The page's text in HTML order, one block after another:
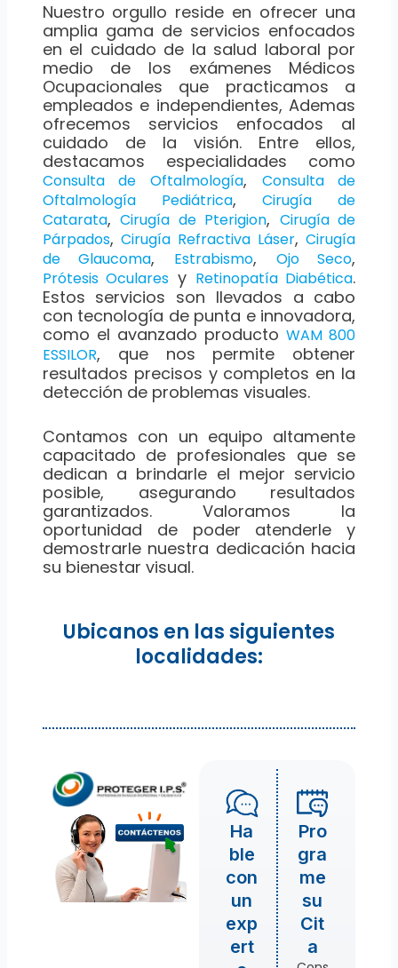
Nuestro orgullo reside en ofrecer una
amplia gama de servicios enfocados
en el cuidado de la salud laboral por
medio de los exámenes Médicos
Ocupacionales que practicamos a
empleados e independientes, Ademas
ofrecemos servicios enfocados al
cuidado de la visión. Entre ellos,
destacamos especialidades como
Consulta de Oftalmología, Consulta de
Oftalmología Pediátrica,Cirugía de
Catarata,Cirugía de Pterigion, Cirugía de
Párpados,Cirugía Refractiva Láser,Cirugía
de Glaucoma, Estrabismo, Ojo Seco,
Prótesis Oculares y Retinopatía Diabética.
Estos servicios son llevados a cabo
con tecnología de punta e innovadora,
como el avanzado productoWAM 800
ESSILOR, que nos permite obtener
resultados precisos y completos en la
detección de problemas visuales.
Contamos con un equipo altamente
capacitado de profesionales que se
dedican a brindarle el mejor servicio
posible, asegurando resultados
garantizados. Valoramos la
oportunidad de poder atenderle y
demostrarle nuestra dedicación hacia
su bienestar visual.
Ubicanos en las siguientes
localidades:
Ha
ble
con
un
exp
ert
Pro
gra
me
su
Cit
a